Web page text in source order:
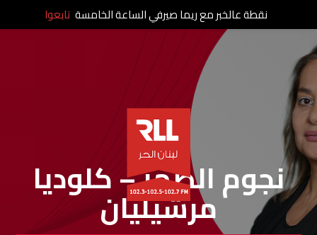
نجوم الظهر
نجوم الضهر – كلوديا
مرشيليان
نقطة عالخبر مع ريما صيرفي الساعة الخامسة تابعوا